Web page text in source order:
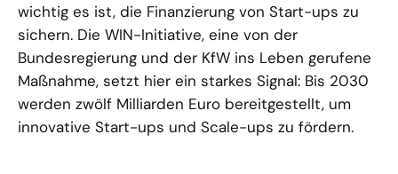
wichtig es ist, die Finanzierung von Start-ups zu
sichern. Die WIN-Initiative, eine von der
Bundesregierung und der KfW ins Leben gerufene
Maßnahme, setzt hier ein starkes Signal: Bis 2030
werden zwölf Milliarden Euro bereitgestellt, um
innovative Start-ups und Scale-ups zu fördern.